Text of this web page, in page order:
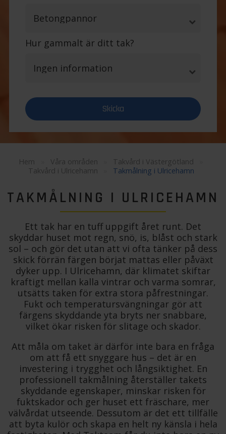
Hur gammalt är ditt tak?
Hem Våra områden Takvård i Västergötland
Takvård i Ulricehamn
Takmålning i Ulricehamn
TAKMÅLNING I ULRICEHAMN
Ett tak har en tuff uppgift året runt. Det
skyddar huset mot regn, snö, is, blåst och stark
sol – och gör det utan att vi ofta tänker på dess
skick förrän färgen börjat mattas eller påväxt
dyker upp. I Ulricehamn, där klimatet skiftar
kraftigt mellan kalla vintrar och varma somrar,
utsätts taken för extra stora påfrestningar.
Fukt och temperatursvängningar gör att
färgens skyddande yta bryts ner snabbare,
vilket ökar risken för slitage och skador.
Att måla om taket är därför inte bara en fråga
om att få ett snyggare hus – det är en
investering i trygghet och långsiktighet. En
professionell takmålning återställer takets
skyddande egenskaper, minskar risken för
fuktskador och ger huset ett fräschare, mer
välvårdat utseende. Dessutom är det ett tillfälle
att byta kulör och skapa en helt ny känsla i hela